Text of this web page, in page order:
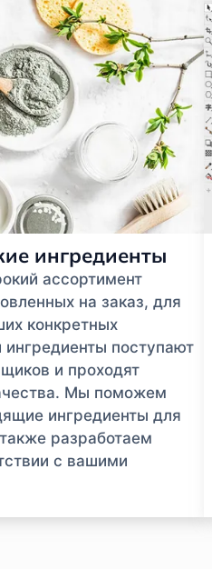
ингредиенты
ассортимент
на заказ, для
конкретных
поступают
и проходят
Мы поможем
ингредиенты для
разработаем
с вашими